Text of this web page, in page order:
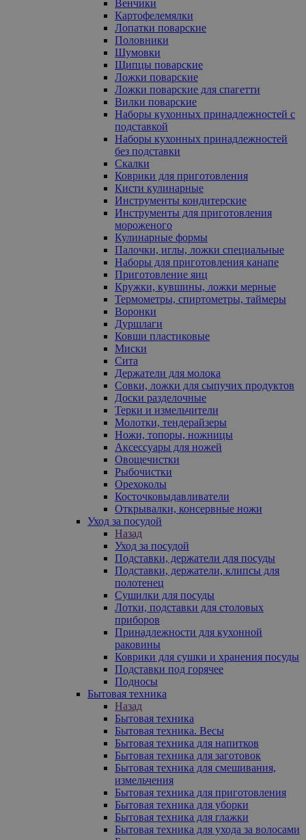
Венчики
Картофелемялки
Лопатки поварские
Половники
Шумовки
Щипцы поварские
Ложки поварские
Ложки поварские для спагетти
Вилки поварские
Наборы кухонных принадлежностей с
подставкой
Наборы кухонных принадлежностей
без подставки
Скалки
Коврики для приготовления
Кисти кулинарные
Инструменты кондитерские
Инструменты для приготовления
мороженого
Кулинарные формы
Палочки, иглы, ложки специальные
Наборы для приготовления канапе
Приготовление яиц
Кружки, кувшины, ложки мерные
Термометры, спиртометры, таймеры
Воронки
Дуршлаги
Ковши пластиковые
Миски
Сита
Держатели для молока
Совки, ложки для сыпучих продуктов
Доски разделочные
Терки и измельчители
Молотки, тендерайзеры
Ножи, топоры, ножницы
Аксессуары для ножей
Овощечистки
Рыбочистки
Орехоколы
Косточковыдавливатели
Открывалки, консервные ножи
Уход за посудой
Назад
Уход за посудой
Подставки, держатели для посуды
Подставки, держатели, клипсы для
полотенец
Сушилки для посуды
Лотки, подставки для столовых
приборов
Принадлежности для кухонной
раковины
Коврики для сушки и хранения посуды
Подставки под горячее
Подносы
Бытовая техника
Назад
Бытовая техника
Бытовая техника. Весы
Бытовая техника для напитков
Бытовая техника для заготовок
Бытовая техника для смешивания,
измельчения
Бытовая техника для приготовления
Бытовая техника для уборки
Бытовая техника для глажки
Бытовая техника для ухода за волосами